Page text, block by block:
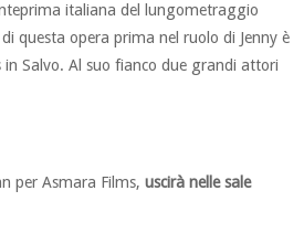
italiana del lungometraggio
questa opera prima nel ruolo di Jenny è
in Salvo. Al suo fianco due grandi attori
per Asmara Films, uscirà nelle sale